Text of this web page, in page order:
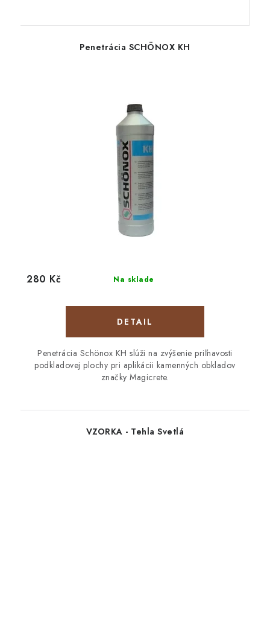
Penetrácia SCHÖNOX KH
Na sklade
280 Kč
DETAIL
Penetrácia Schönox KH slúži na zvýšenie priľnavosti
podkladovej plochy pri aplikácii kamenných obkladov
značky Magicrete.
VZORKA - Tehla Svetlá